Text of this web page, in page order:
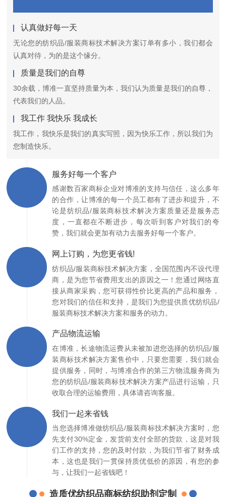
认真做好每一天
无论您的纺织品/服装商标技术解决方案订单有多小，我们都会
认真对待，为的是这个缘分。
质量是我们的自尊
30余载，博准一直坚持质量为本，我们认为质量是我们的自尊，
代表我们的人品。
我工作 我快乐 我成长
我工作，我快乐是我们的真实写照，因为快乐工作，所以我们为
您制造快乐。
服务好每一个客户
感谢数百家商标企业对博准的支持与信任，这么多年
的合作，让博准的每一个员工都有了进步和提升，不
论是纺织品/服装商标技术解决方案质量还是服务态
度，一直都在不断进步，每次听到客户对我们的夸
赞，我们就会更加有动力去服务好每一个客户。
网上订购，为您更省钱!
纺织品/服装商标技术解决方案，全国范围内不设代理
商，是为您节省费用支出的原因之一！您通过网络直
接从商家采购，您可获得性价比更高的产品和服务，
您对我们的信任和支持，是我们为您提供质优纺织品/
服装商标技术解决方案和服务的动力。
产品物流运输
在博准，长途物流运费从未被加进您选择的纺织品/服
装商标技术解决方案售价中，只要您需要，我们就会
提供服务，同时，与博准合作的第三方物流服务商为
您的纺织品/服装商标技术解决方案产品进行运输，只
收取合理的运输费用，具体请咨询客服。
我们一起来省钱
当您选择博准做纺织品/服装商标技术解决方案时，您
先支付30%定金，发货前支付全部的货款，这是对我
们工作的支持，您的及时付款，为我们节省了财务成
本，这也是我们一贯保持质优低价的原因，有您的参
与，让我们一起省钱吧！
造质优纺织品商标纺织助剂定制